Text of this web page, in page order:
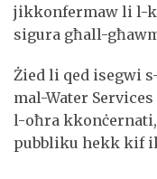
jikkonfermaw li l-
sigura għall-
Żied li qed isegwi
mal-Water
l-oħra
pubbliku hekk kif